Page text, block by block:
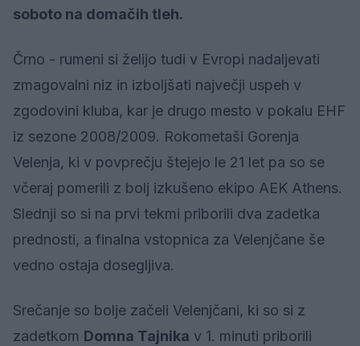
soboto na domačih tleh.
Črno - rumeni si želijo tudi v Evropi nadaljevati
zmagovalni niz in izboljšati največji uspeh v
zgodovini kluba, kar je drugo mesto v pokalu EHF
iz sezone 2008/2009. Rokometaši Gorenja
Velenja, ki v povprečju štejejo le 21 let pa so se
včeraj pomerili z bolj izkušeno ekipo AEK Athens.
Slednji so si na prvi tekmi priborili dva zadetka
prednosti, a finalna vstopnica za Velenjčane še
vedno ostaja dosegljiva.
Srečanje so bolje začeli Velenjčani, ki so si z
zadetkom Domna Tajnika v 1. minuti priborili